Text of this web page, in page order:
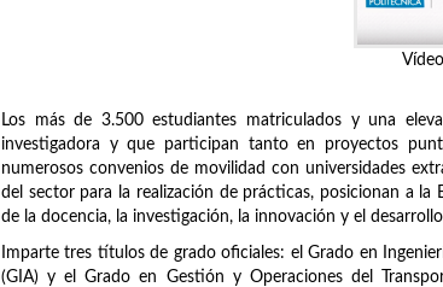
Los más de 3.500 estudiantes matriculados y una
investigadora y que participan tanto en proyectos
numerosos convenios de movilidad con universidades
del sector para la realización de prácticas, posicionan a
de la docencia, la investigación, la innovación y el
Imparte tres títulos de grado oficiales: el Grado en
(GIA) y el Grado en Gestión y Operaciones del